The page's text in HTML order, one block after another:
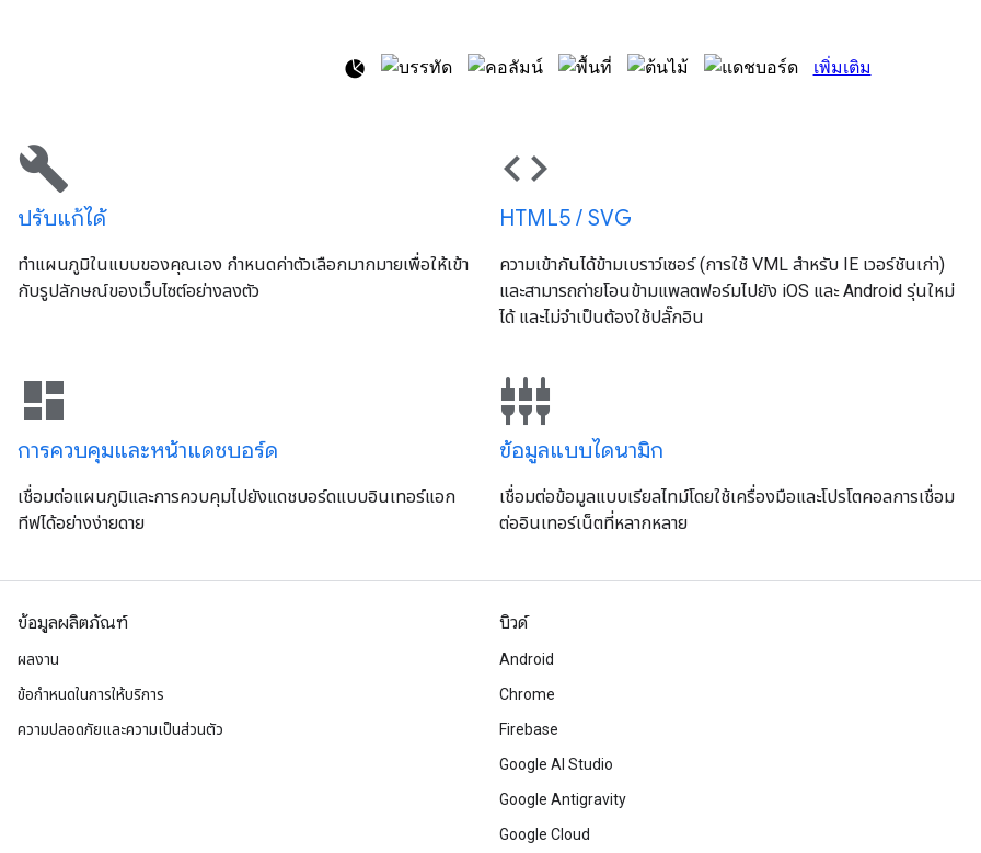
build
ปรับแก้ได้
ทำแผนภูมิในแบบของคุณเอง กำหนดค่าตัวเลือกมากมายเพื่อให้เข้า
กับรูปลักษณ์ของเว็บไซต์อย่างลงตัว
code
HTML5 / SVG
ความเข้ากันได้ข้ามเบราว์เซอร์ (การใช้ VML สำหรับ IE เวอร์ชันเก่า)
และสามารถถ่ายโอนข้ามแพลตฟอร์มไปยัง iOS และ Android รุ่นใหม่
ได้ และไม่จำเป็นต้องใช้ปลั๊กอิน
dashboard
การควบคุมและหน้าแดชบอร์ด
เชื่อมต่อแผนภูมิและการควบคุมไปยังแดชบอร์ดแบบอินเทอร์แอก
ทีฟได้อย่างง่ายดาย
settings_input_component
ข้อมูลแบบไดนามิก
เชื่อมต่อข้อมูลแบบเรียลไทม์โดยใช้เครื่องมือและโปรโตคอลการเชื่อม
ต่ออินเทอร์เน็ตที่หลากหลาย
ข้อมูลผลิตภัณฑ์
ผลงาน
ข้อกำหนดในการให้บริการ
ความปลอดภัยและความเป็นส่วนตัว
บิวด์
Android
Chrome
Firebase
Google AI Studio
Google Antigravity
Google Cloud